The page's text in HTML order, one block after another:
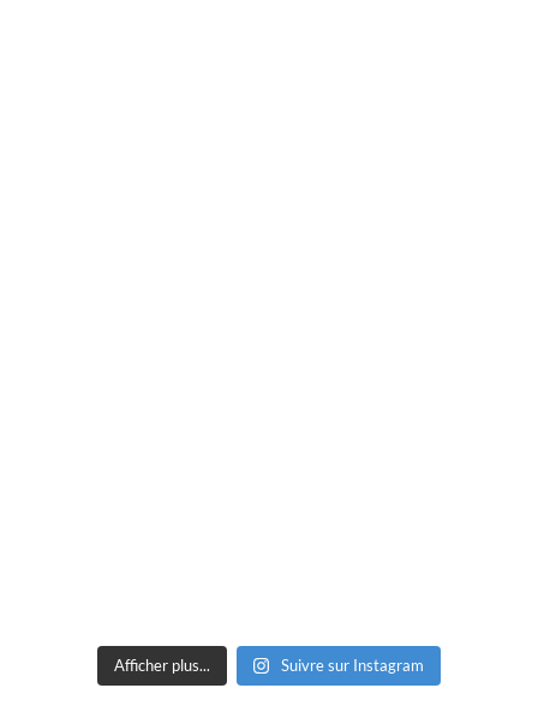
Afficher plus... Suivre sur Instagram